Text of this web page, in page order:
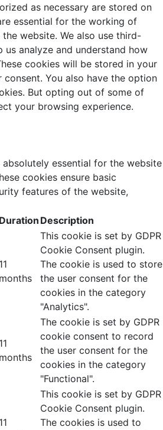
as necessary are stored on
essential for the working of
website. We also use third-
analyze and understand how
cookies will be stored in your
You also have the option
But opting out of some of
your browsing experience.
absolutely essential for the website
cookies ensure basic
features of the website,
Duration Description
11
months
This cookie is set by GDPR
Cookie Consent plugin.
The cookie is used to store
the user consent for the
cookies in the category
"Analytics".
11
months
The cookie is set by GDPR
cookie consent to record
the user consent for the
cookies in the category
"Functional".
11
This cookie is set by GDPR
Cookie Consent plugin.
The cookies is used to